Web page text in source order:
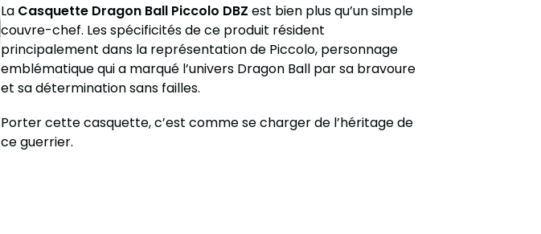
La Casquette Dragon Ball Piccolo DBZ est bien plus qu’un simple
couvre-chef. Les spécificités de ce produit résident
principalement dans la représentation de Piccolo, personnage
emblématique qui a marqué l’univers Dragon Ball par sa bravoure
et sa détermination sans failles.
Porter cette casquette, c’est comme se charger de l’héritage de
ce guerrier.